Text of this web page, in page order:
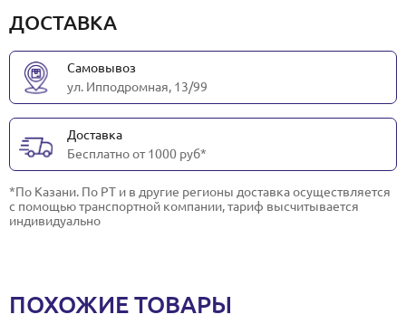
ДОСТАВКА
Самовывоз
ул. Ипподромная, 13/99
Доставка
Бесплатно от 1000 руб*
*По Казани. По РТ и в другие регионы доставка осуществляется
с помощью транспортной компании, тариф высчитывается
индивидуально
ПОХОЖИЕ ТОВАРЫ